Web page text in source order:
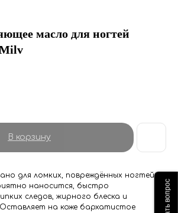
масло для ногтей
В корзину
для ломких, повреждённых ногтей и
наносится, быстро
следов, жирного блеска и
на коже бархатистое
Задать вопрос